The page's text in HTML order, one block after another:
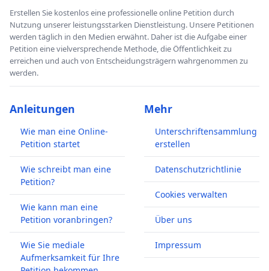
Erstellen Sie kostenlos eine professionelle online Petition durch
Nutzung unserer leistungsstarken Dienstleistung. Unsere Petitionen
werden täglich in den Medien erwähnt. Daher ist die Aufgabe einer
Petition eine vielversprechende Methode, die Öffentlichkeit zu
erreichen und auch von Entscheidungsträgern wahrgenommen zu
werden.
Anleitungen
Wie man eine Online-
Petition startet
Wie schreibt man eine
Petition?
Wie kann man eine
Petition voranbringen?
Wie Sie mediale
Aufmerksamkeit für Ihre
Mehr
Unterschriftensammlung
erstellen
Datenschutzrichtlinie
Cookies verwalten
Über uns
Impressum